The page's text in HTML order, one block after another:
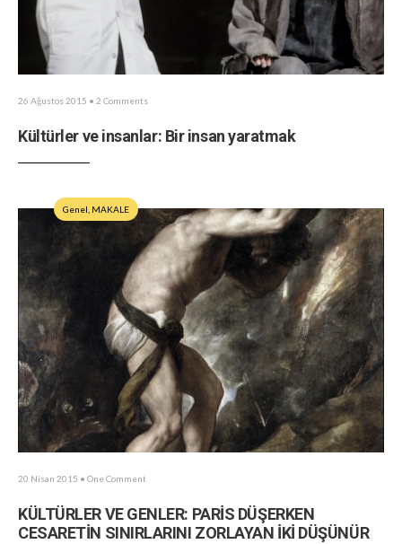
26 Ağustos 2015 • 2 Comments
Kültürler ve insanlar: Bir insan yaratmak
Genel MAKALE
20 Nisan 2015 • One Comment
KÜLTÜRLER VE GENLER: PARİS DÜŞERKEN
CESARETİN SINIRLARINI ZORLAYAN İKİ DÜŞÜNÜR